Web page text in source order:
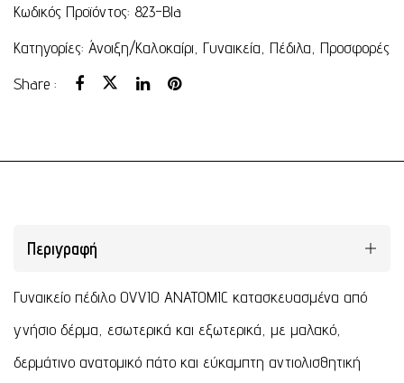
Κωδικός Προϊόντος: 823-Bla
Κατηγορίες: Άνοιξη/Καλοκαίρι Γυναικεία Πέδιλα Προσφορές
Share :
Περιγραφή
Γυναικείο πέδιλο OVVIO ANATOMIC κατασκευασμένα από
γνήσιο δέρμα, εσωτερικά και εξωτερικά, με μαλακό,
δερμάτινο ανατομικό πάτο και εύκαμπτη αντιολισθητική